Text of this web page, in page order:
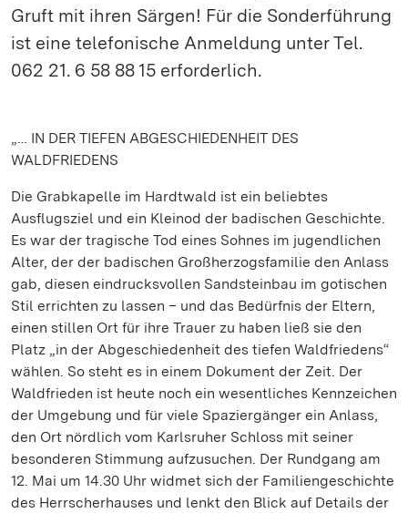
Gruft mit ihren Särgen! Für die Sonderführung
ist eine telefonische Anmeldung unter Tel.
062 21. 6 58 88 15 erforderlich.
„… IN DER TIEFEN ABGESCHIEDENHEIT DES
WALDFRIEDENS
Die Grabkapelle im Hardtwald ist ein beliebtes
Ausflugsziel und ein Kleinod der badischen Geschichte.
Es war der tragische Tod eines Sohnes im jugendlichen
Alter, der der badischen Großherzogsfamilie den Anlass
gab, diesen eindrucksvollen Sandsteinbau im gotischen
Stil errichten zu lassen – und das Bedürfnis der Eltern,
einen stillen Ort für ihre Trauer zu haben ließ sie den
Platz „in der Abgeschiedenheit des tiefen Waldfriedens“
wählen. So steht es in einem Dokument der Zeit. Der
Waldfrieden ist heute noch ein wesentliches Kennzeichen
der Umgebung und für viele Spaziergänger ein Anlass,
den Ort nördlich vom Karlsruher Schloss mit seiner
besonderen Stimmung aufzusuchen. Der Rundgang am
12. Mai um 14.30 Uhr widmet sich der Familiengeschichte
des Herrscherhauses und lenkt den Blick auf Details der